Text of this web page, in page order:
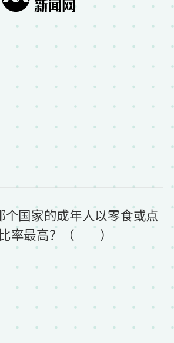
个国家的成年人以零食或点
率最高？（ ）